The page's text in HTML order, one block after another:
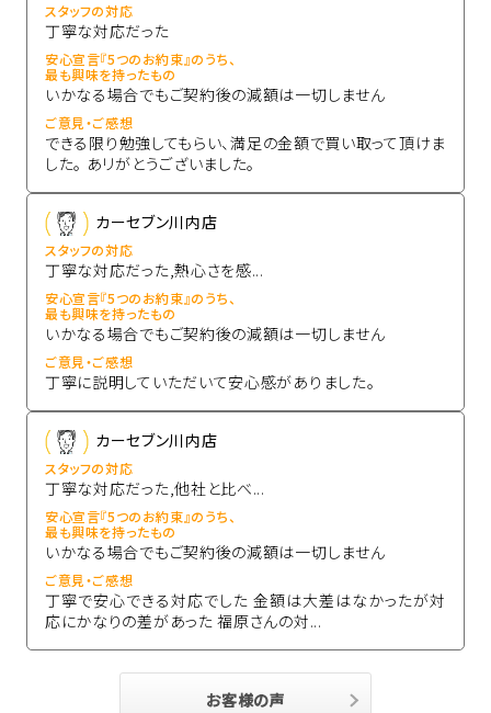
スタッフの対応
丁寧な対応だった
安心宣言『5つのお約束』のうち、
最も興味を持ったもの
いかなる場合でもご契約後の減額は一切しません
ご意見・ご感想
できる限り勉強してもらい、満足の金額で買い取って頂けま
した。 あリがとうございました。
カーセブン川内店
スタッフの対応
丁寧な対応だった,熱心さを感...
安心宣言『5つのお約束』のうち、
最も興味を持ったもの
いかなる場合でもご契約後の減額は一切しません
ご意見・ご感想
丁寧に説明していただいて安心感がありました。
カーセブン川内店
スタッフの対応
丁寧な対応だった,他社と比べ...
安心宣言『5つのお約束』のうち、
最も興味を持ったもの
いかなる場合でもご契約後の減額は一切しません
ご意見・ご感想
丁寧で安心できる対応でした 金額は大差はなかったが対
応にかなりの差があった 福原さんの対...
お客様の声